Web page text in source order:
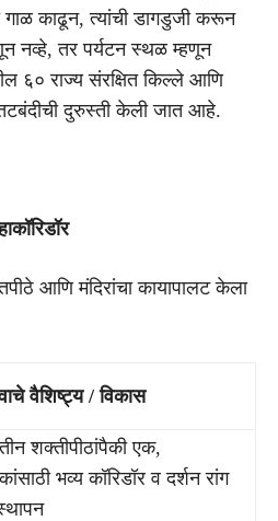
गाळ काढून, त्यांची डागडुजी करून
नव्हे, तर पर्यटन स्थळ म्हणून
६० राज्य संरक्षित किल्ले आणि
दुरुस्ती केली जात आहे.
आणि मंदिरांचा कायापालट केला
वैशिष्ट्य / विकास
शक्तीपीठांपैकी एक,
भव्य कॉरिडॉर व दर्शन रांग